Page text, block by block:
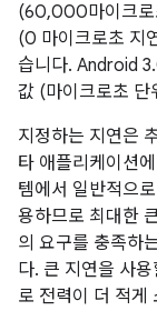
(60,000마이크로
(0 마이크로초 지
습니다. Android
값 (마이크로초 단
지정하는 지연은
타 애플리케이션
템에서 일반적으
용하므로 최대한
의 요구를 충족하
다. 큰 지연을 사
로 전력이 더 적게